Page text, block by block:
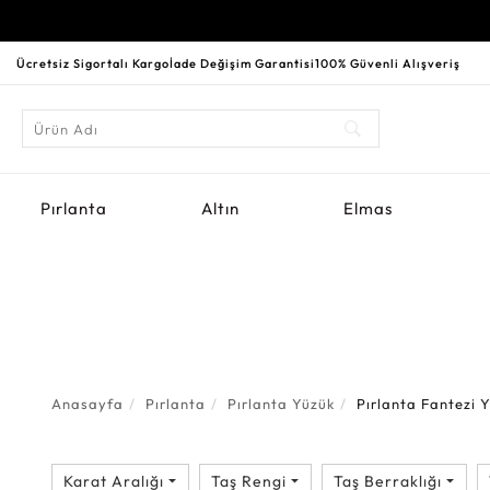
Ücretsiz Sigortalı Kargoİade Değişim Garantisi100% Güvenli Alışveriş
Pırlanta Altın Elmas
Anasayfa Pırlanta Pırlanta Yüzük Pırlanta Fantezi
Karat Aralığı Taş Rengi Taş Berraklığı